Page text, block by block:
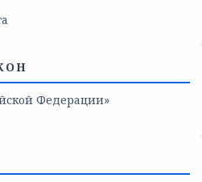
Федерации»